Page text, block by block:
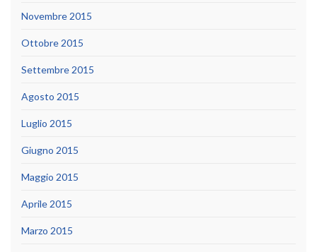
Novembre 2015
Ottobre 2015
Settembre 2015
Agosto 2015
Luglio 2015
Giugno 2015
Maggio 2015
Aprile 2015
Marzo 2015